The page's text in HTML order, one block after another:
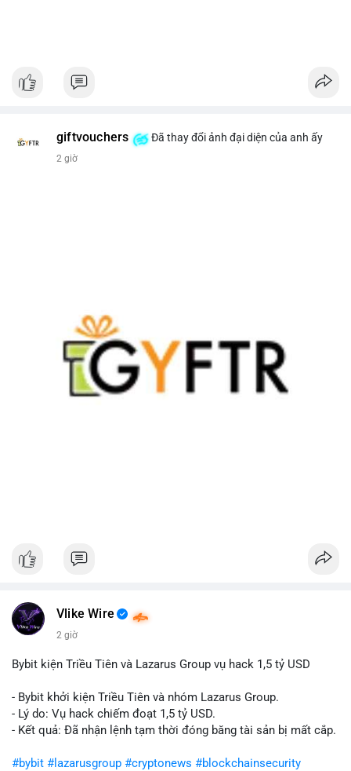
giftvouchers Đã thay đổi ảnh đại diện của anh ấy
2 giờ
Vlike Wire
2 giờ
Bybit kiện Triều Tiên và Lazarus Group vụ hack 1,5 tỷ USD
- Bybit khởi kiện Triều Tiên và nhóm Lazarus Group.
- Lý do: Vụ hack chiếm đoạt 1,5 tỷ USD.
- Kết quả: Đã nhận lệnh tạm thời đóng băng tài sản bị mất cắp.
#bybit #lazarusgroup #cryptonews #blockchainsecurity